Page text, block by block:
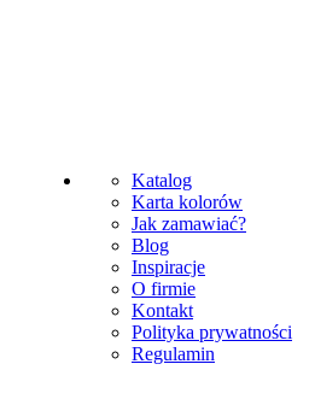
Katalog
Karta kolorów
Jak zamawiać?
Blog
Inspiracje
O firmie
Kontakt
Polityka prywatności
Regulamin